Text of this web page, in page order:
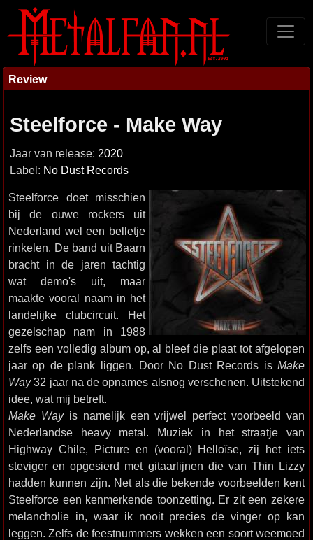
Review
Steelforce - Make Way
Jaar van release: 2020
Label: No Dust Records
Steelforce doet misschien
bij de ouwe rockers uit
Nederland wel een belletje
rinkelen. De band uit Baarn
bracht in de jaren tachtig
wat demo's uit, maar
maakte vooral naam in het
landelijke clubcircuit. Het
gezelschap nam in 1988
zelfs een volledig album op, al bleef die plaat tot afgelopen
jaar op de plank liggen. Door No Dust Records is Make
Way32 jaar na de opnames alsnog verschenen. Uitstekend
idee, wat mij betreft.
Make Wayis namelijk een vrijwel perfect voorbeeld van
Nederlandse heavy metal. Muziek in het straatje van
Highway Chile, Picture en (vooral) Helloïse, zij het iets
steviger en opgesierd met gitaarlijnen die van Thin Lizzy
hadden kunnen zijn. Net als die bekende voorbeelden kent
Steelforce een kenmerkende toonzetting. Er zit een zekere
melancholie in, waar ik nooit precies de vinger op kan
leggen. Zelfs de feestnummers wekken een soort weemoed